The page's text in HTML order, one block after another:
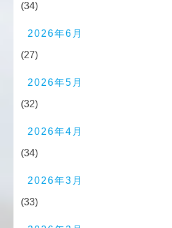
(34)
2026年6月
(27)
2026年5月
(32)
2026年4月
(34)
2026年3月
(33)